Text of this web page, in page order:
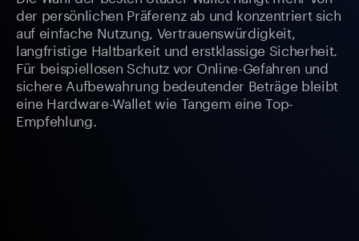
der persönlichen Präferenz ab und konzentriert sich
auf einfache Nutzung, Vertrauenswürdigkeit,
langfristige Haltbarkeit und erstklassige Sicherheit.
Für beispiellosen Schutz vor Online-Gefahren und
sichere Aufbewahrung bedeutender Beträge bleibt
eine Hardware-Wallet wie Tangem eine Top-
Empfehlung.